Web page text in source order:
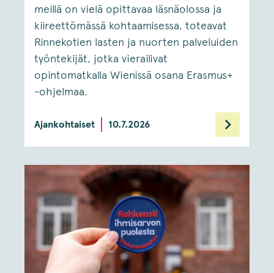
meillä on vielä opittavaa läsnäolossa ja
kiireettömässä kohtaamisessa, toteavat
Rinnekotien lasten ja nuorten palveluiden
työntekijät, jotka vierailivat
opintomatkalla Wienissä osana Erasmus+
-ohjelmaa.
Ajankohtaiset 10.7.2026